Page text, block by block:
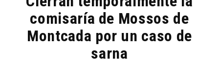
comisaría de Mossos de
Montcada por un caso de
sarna